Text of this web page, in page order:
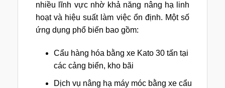
nhiều lĩnh vực nhờ khả năng nâng hạ linh
hoạt và hiệu suất làm việc ổn định. Một số
ứng dụng phổ biến bao gồm:
Cẩu hàng hóa bằng xe Kato 30 tấn tại
các cảng biển, kho bãi
Dịch vụ nâng hạ máy móc bằng xe cẩu